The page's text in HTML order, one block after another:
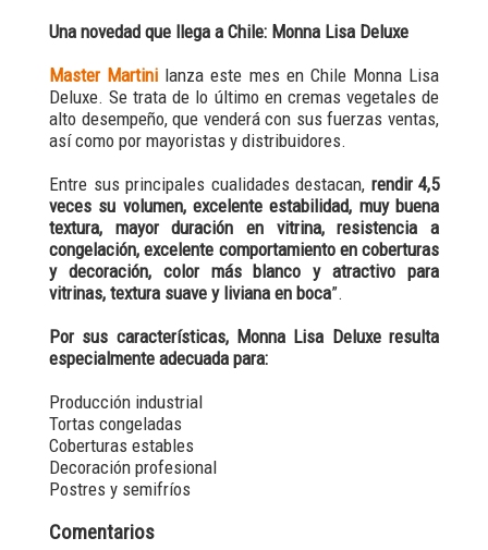
Una novedad que llega a Chile: Monna Lisa Deluxe
Master Martini lanza este mes en Chile Monna Lisa
Deluxe. Se trata de lo último en cremas vegetales de
alto desempeño, que venderá con sus fuerzas ventas,
así como por mayoristas y distribuidores.
Entre sus principales cualidades destacan, rendir 4,5
veces su volumen, excelente estabilidad, muy buena
textura, mayor duración en vitrina, resistencia a
congelación, excelente comportamiento en coberturas
y decoración, color más blanco y atractivo para
vitrinas, textura suave y liviana en boca”.
Por sus características, Monna Lisa Deluxe resulta
especialmente adecuada para:
Producción industrial
Tortas congeladas
Coberturas estables
Decoración profesional
Postres y semifríos
Comentarios